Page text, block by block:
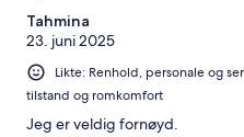
Tahmina
23. juni 2025
Likte: Renhold, personale og
tilstand og romkomfort
Jeg er veldig fornøyd.